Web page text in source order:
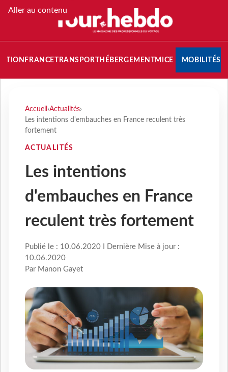
Aller au contenu
FRANCETRANSPORT HÉBERGEMENTMICE MOBILITÉS
Accueil ›Actualités›
Les intentions d'embauches en France reculent très
fortement
ACTUALITÉS
Les intentions
d'embauches en France
reculent très fortement
Publié le : 10.06.2020 I Dernière Mise à jour :
10.06.2020
Par Manon Gayet